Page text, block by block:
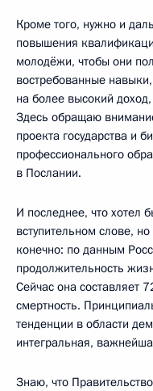
Кроме того, нужно и
повышения
молодёжи, чтобы они
востребованные
на более высокий
Здесь обращаю
проекта государства и
профессионального
в Послании.
И последнее, что хотел
вступительном слове,
конечно: по данным
продолжительность
Сейчас она составляет
смертность.
тенденции в области
интегральная,
Знаю, что